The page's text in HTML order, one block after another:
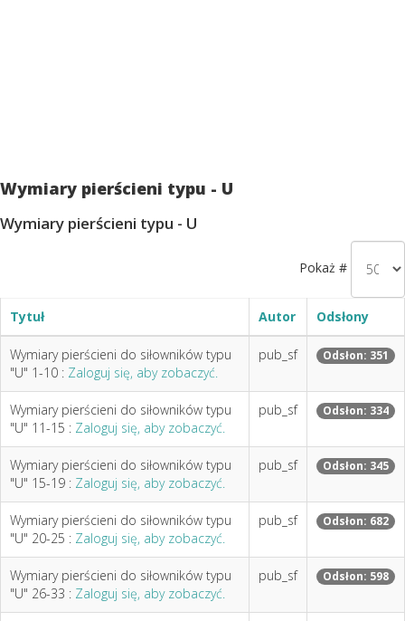
Wymiary pierścieni typu - U
Wymiary pierścieni typu - U
Pokaż #
Tytuł Autor Odsłony
Wymiary pierścieni do siłowników typu
"U" 1-10 : Zaloguj się, aby zobaczyć.
pub_sf Odsłon: 351
Wymiary pierścieni do siłowników typu
"U" 11-15 : Zaloguj się, aby zobaczyć.
pub_sf Odsłon: 334
Wymiary pierścieni do siłowników typu
"U" 15-19 : Zaloguj się, aby zobaczyć.
pub_sf Odsłon: 345
Wymiary pierścieni do siłowników typu
"U" 20-25 : Zaloguj się, aby zobaczyć.
pub_sf Odsłon: 682
Wymiary pierścieni do siłowników typu
"U" 26-33 : Zaloguj się, aby zobaczyć.
pub_sf Odsłon: 598